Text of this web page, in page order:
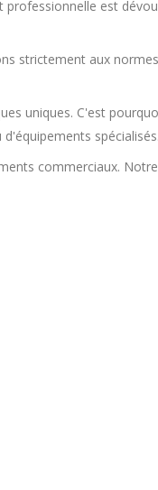
est
strictement aux
uniques. C'est
spécialisés.
commerciaux.